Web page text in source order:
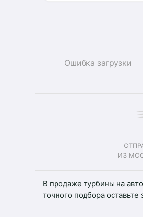
Ошибка загрузки
ИЗ
В продаже турбины на
точного подбора